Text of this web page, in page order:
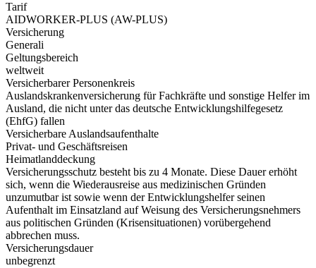
Tarif
AIDWORKER-PLUS (AW-PLUS)
Versicherung
Generali
Geltungsbereich
weltweit
Versicherbarer Personenkreis
Auslandskrankenversicherung für Fachkräfte und sonstige Helfer im
Ausland, die nicht unter das deutsche Entwicklungshilfegesetz
(EhfG) fallen
Versicherbare Auslandsaufenthalte
Privat- und Geschäftsreisen
Heimatlanddeckung
Versicherungsschutz besteht bis zu 4 Monate. Diese Dauer erhöht
sich, wenn die Wiederausreise aus medizinischen Gründen
unzumutbar ist sowie wenn der Entwicklungshelfer seinen
Aufenthalt im Einsatzland auf Weisung des Versicherungsnehmers
aus politischen Gründen (Krisensituationen) vorübergehend
abbrechen muss.
Versicherungsdauer
unbegrenzt